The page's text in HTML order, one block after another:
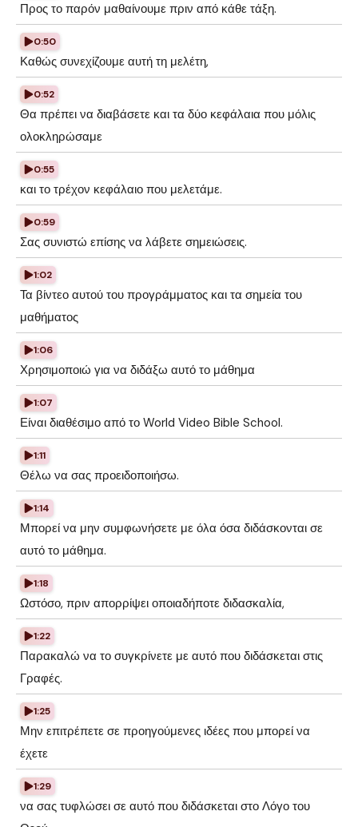
Προς το παρόν μαθαίνουμε πριν από κάθε τάξη.
0:50
Καθώς συνεχίζουμε αυτή τη μελέτη,
0:52
Θα πρέπει να διαβάσετε και τα δύο κεφάλαια που μόλις
ολοκληρώσαμε
0:55
και το τρέχον κεφάλαιο που μελετάμε.
0:59
Σας συνιστώ επίσης να λάβετε σημειώσεις.
1:02
Τα βίντεο αυτού του προγράμματος και τα σημεία του
μαθήματος
1:06
Χρησιμοποιώ για να διδάξω αυτό το μάθημα
1:07
Είναι διαθέσιμο από το World Video Bible School.
1:11
Θέλω να σας προειδοποιήσω.
1:14
Μπορεί να μην συμφωνήσετε με όλα όσα διδάσκονται σε
αυτό το μάθημα.
1:18
Ωστόσο, πριν απορρίψει οποιαδήποτε διδασκαλία,
1:22
Παρακαλώ να το συγκρίνετε με αυτό που διδάσκεται στις
Γραφές.
1:25
Μην επιτρέπετε σε προηγούμενες ιδέες που μπορεί να
έχετε
1:29
να σας τυφλώσει σε αυτό που διδάσκεται στο Λόγο του